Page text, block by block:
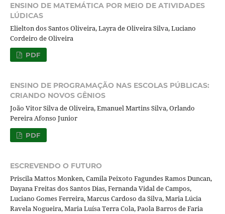
ENSINO DE MATEMÁTICA POR MEIO DE ATIVIDADES
LÚDICAS
Elielton dos Santos Oliveira, Layra de Oliveira Silva, Luciano
Cordeiro de Oliveira
PDF
ENSINO DE PROGRAMAÇÃO NAS ESCOLAS PÚBLICAS:
CRIANDO NOVOS GÊNIOS
João Vitor Silva de Oliveira, Emanuel Martins Silva, Orlando
Pereira Afonso Junior
PDF
ESCREVENDO O FUTURO
Priscila Mattos Monken, Camila Peixoto Fagundes Ramos Duncan,
Dayana Freitas dos Santos Dias, Fernanda Vidal de Campos,
Luciano Gomes Ferreira, Marcus Cardoso da Silva, Maria Lúcia
Ravela Nogueira, Maria Luísa Terra Cola, Paola Barros de Faria